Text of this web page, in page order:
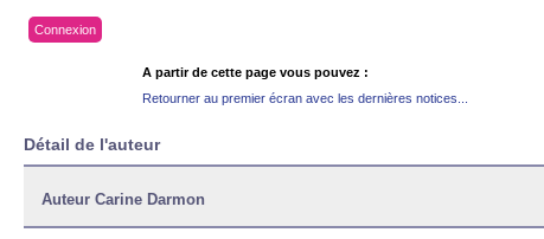
Connexion
A partir de cette page vous pouvez :
Retourner au premier écran avec les dernières notices...
Détail de l'auteur
Auteur Carine Darmon